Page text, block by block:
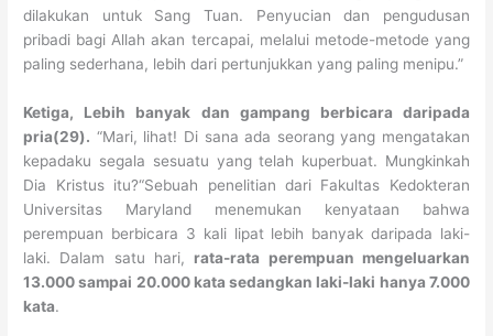
dilakukan untuk Sang Tuan. Penyucian dan pengudusan
pribadi bagi Allah akan tercapai, melalui metode-metode yang
paling sederhana, lebih dari pertunjukkan yang paling menipu.”
Ketiga, Lebih banyak dan gampang berbicara daripada
pria(29). “Mari, lihat! Di sana ada seorang yang mengatakan
kepadaku segala sesuatu yang telah kuperbuat. Mungkinkah
Dia Kristus itu?“Sebuah penelitian dari Fakultas Kedokteran
Universitas Maryland menemukan kenyataan bahwa
perempuan berbicara 3 kali lipat lebih banyak daripada laki-
laki. Dalam satu hari, rata-rata perempuan mengeluarkan
13.000 sampai 20.000 kata sedangkan laki-laki hanya 7.000
kata.